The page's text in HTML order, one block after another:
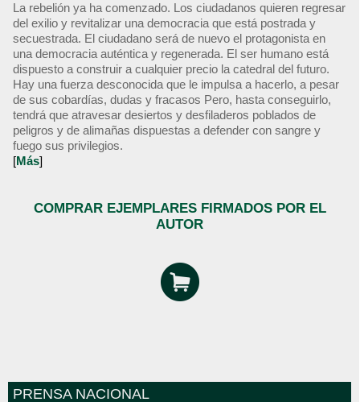
La rebelión ya ha comenzado. Los ciudadanos quieren regresar
del exilio y revitalizar una democracia que está postrada y
secuestrada. El ciudadano será de nuevo el protagonista en
una democracia auténtica y regenerada. El ser humano está
dispuesto a construir a cualquier precio la catedral del futuro.
Hay una fuerza desconocida que le impulsa a hacerlo, a pesar
de sus cobardías, dudas y fracasos Pero, hasta conseguirlo,
tendrá que atravesar desiertos y desfiladeros poblados de
peligros y de alimañas dispuestas a defender con sangre y
fuego sus privilegios.
[Más]
COMPRAR EJEMPLARES FIRMADOS POR EL
AUTOR
PRENSA NACIONAL